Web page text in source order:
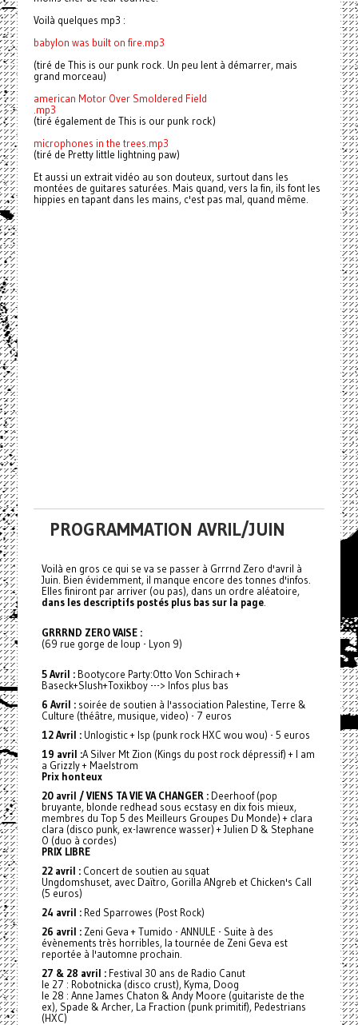
Voilà quelques mp3 :
babylon was built on fire.mp3
(tiré de This is our punk rock. Un peu lent à démarrer, mais
grand morceau)
american Motor Over Smoldered Field
.mp3
(tiré également de This is our punk rock)
microphones in the trees.mp3
(tiré de Pretty little lightning paw)
Et aussi un extrait vidéo au son douteux, surtout dans les
montées de guitares saturées. Mais quand, vers la fin, ils font les
hippies en tapant dans les mains, c'est pas mal, quand même.
PROGRAMMATION AVRIL/JUIN
Voilà en gros ce qui se va se passer à Grrrnd Zero d'avril à
Juin. Bien évidemment, il manque encore des tonnes d'infos.
Elles finiront par arriver (ou pas), dans un ordre aléatoire,
dans les descriptifs postés plus bas sur la page.
GRRRND ZERO VAISE :
(69 rue gorge de loup - Lyon 9)
5 Avril :Bootycore Party:Otto Von Schirach +
Baseck+Slush+Toxikboy ---> Infos plus bas
6 Avril :soirée de soutien à l'association Palestine, Terre &
Culture (théâtre, musique, video) - 7 euros
12 Avril :Unlogistic + Isp (punk rock HXC wou wou) - 5 euros
19 avril :A Silver Mt Zion (Kings du post rock dépressif) + I am
a Grizzly + Maelstrom
Prix honteux
20 avril / VIENS TA VIE VA CHANGER :Deerhoof (pop
bruyante, blonde redhead sous ecstasy en dix fois mieux,
membres du Top 5 des Meilleurs Groupes Du Monde) + clara
clara (disco punk, ex-lawrence wasser) + Julien D & Stephane
O (duo à cordes)
PRIX LIBRE
22 avril :Concert de soutien au squat
Ungdomshuset, avec Daïtro, Gorilla ANgreb et Chicken's Call
(5 euros)
24 avril :Red Sparrowes (Post Rock)
26 avril :Zeni Geva + Tumido - ANNULE - Suite à des
évènements très horribles, la tournée de Zeni Geva est
reportée à l'automne prochain.
27 & 28 avril :Festival 30 ans de Radio Canut
le 27 : Robotnicka (disco crust), Kyma, Doog
le 28 : Anne James Chaton & Andy Moore (guitariste de the
ex), Spade & Archer, La Fraction (punk primitif), Pedestrians
(HXC)